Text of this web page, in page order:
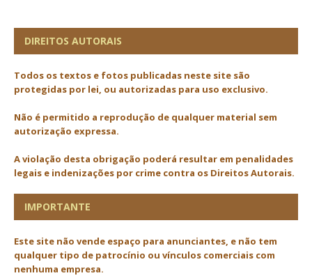
DIREITOS AUTORAIS
Todos os textos e fotos publicadas neste site são
protegidas por lei, ou autorizadas para uso exclusivo.
Não é permitido a reprodução de qualquer material sem
autorização expressa.
A violação desta obrigação poderá resultar em penalidades
legais e indenizações por crime contra os Direitos Autorais.
IMPORTANTE
Este site não vende espaço para anunciantes, e não tem
qualquer tipo de patrocínio ou vínculos comerciais com
nenhuma empresa.